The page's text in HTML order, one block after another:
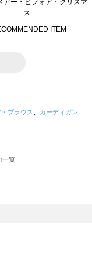
ブラウス
カーディガン
一覧
ス）の一覧